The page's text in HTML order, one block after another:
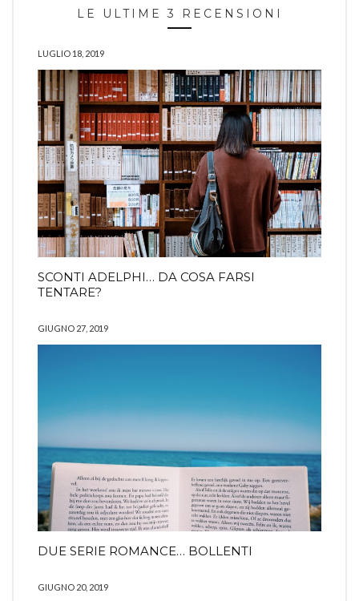
LE ULTIME 3 RECENSIONI
LUGLIO 18, 2019
SCONTI ADELPHI… DA COSA FARSI
TENTARE?
GIUGNO 27, 2019
DUE SERIE ROMANCE… BOLLENTI
GIUGNO 20, 2019